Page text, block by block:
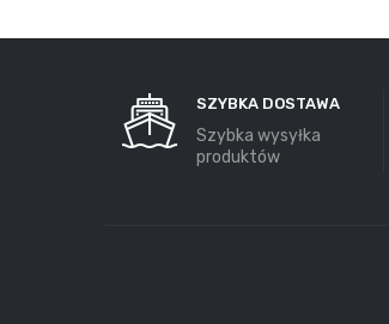
SZYBKA DOSTAWA
Szybka wysyłka
produktów